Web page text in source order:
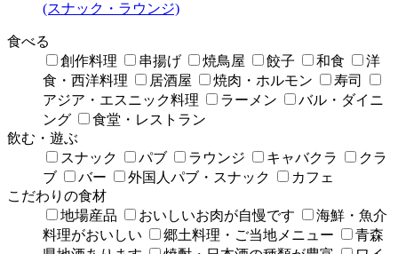
(スナック・ラウンジ)
食べる
創作料理
串揚げ 焼鳥屋 餃子 和食
洋
食・西洋料理
居酒屋 焼肉・ホルモン
寿司
アジア・エスニック料理
ラーメン
バル・ダイニ
ング
食堂・レストラン
飲む・遊ぶ
スナック
パブ ラウンジ キャバクラ
クラ
ブ
バー 外国人パブ・スナック
カフェ
こだわりの食材
地場産品
おいしいお肉が自慢です
海鮮・魚介
料理がおいしい
郷土料理・ご当地メニュー
青森